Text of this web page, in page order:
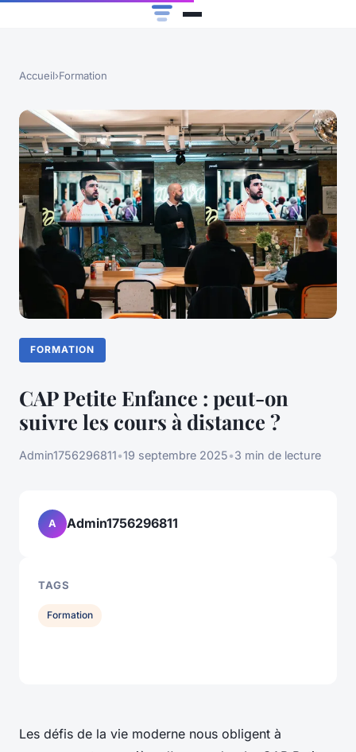
Accueil›Formation
FORMATION
CAP Petite Enfance : peut-on
suivre les cours à distance ?
Admin1756296811•19 septembre 2025•3 min de lecture
Les défis de la vie moderne nous obligent à
A Admin1756296811
TAGS
Formation